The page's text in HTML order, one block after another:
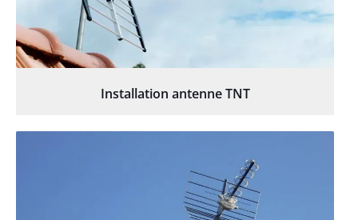
Installation antenne TNT